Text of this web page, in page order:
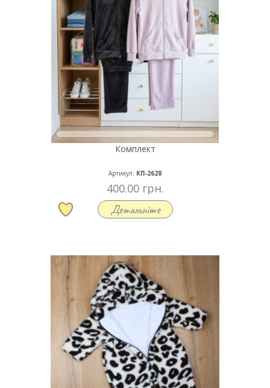
Комплект
Артикул: КП-2628
400.00 грн.
Детальніше